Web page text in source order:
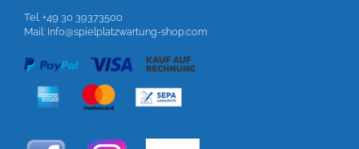
Tel. +49 30 39373500
Mail: Info@spielplatzwartung-shop.com